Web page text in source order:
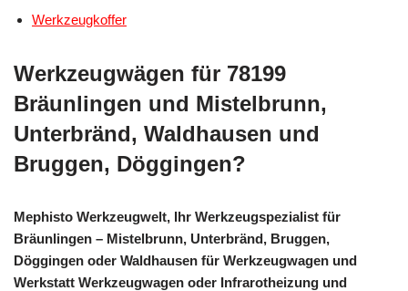
Werkzeugkoffer
Werkzeugwägen für 78199
Bräunlingen und Mistelbrunn,
Unterbränd, Waldhausen und
Bruggen, Döggingen?
Mephisto Werkzeugwelt, Ihr Werkzeugspezialist für
Bräunlingen – Mistelbrunn, Unterbränd, Bruggen,
Döggingen oder Waldhausen für Werkzeugwagen und
Werkstatt Werkzeugwagen oder Infrarotheizung und